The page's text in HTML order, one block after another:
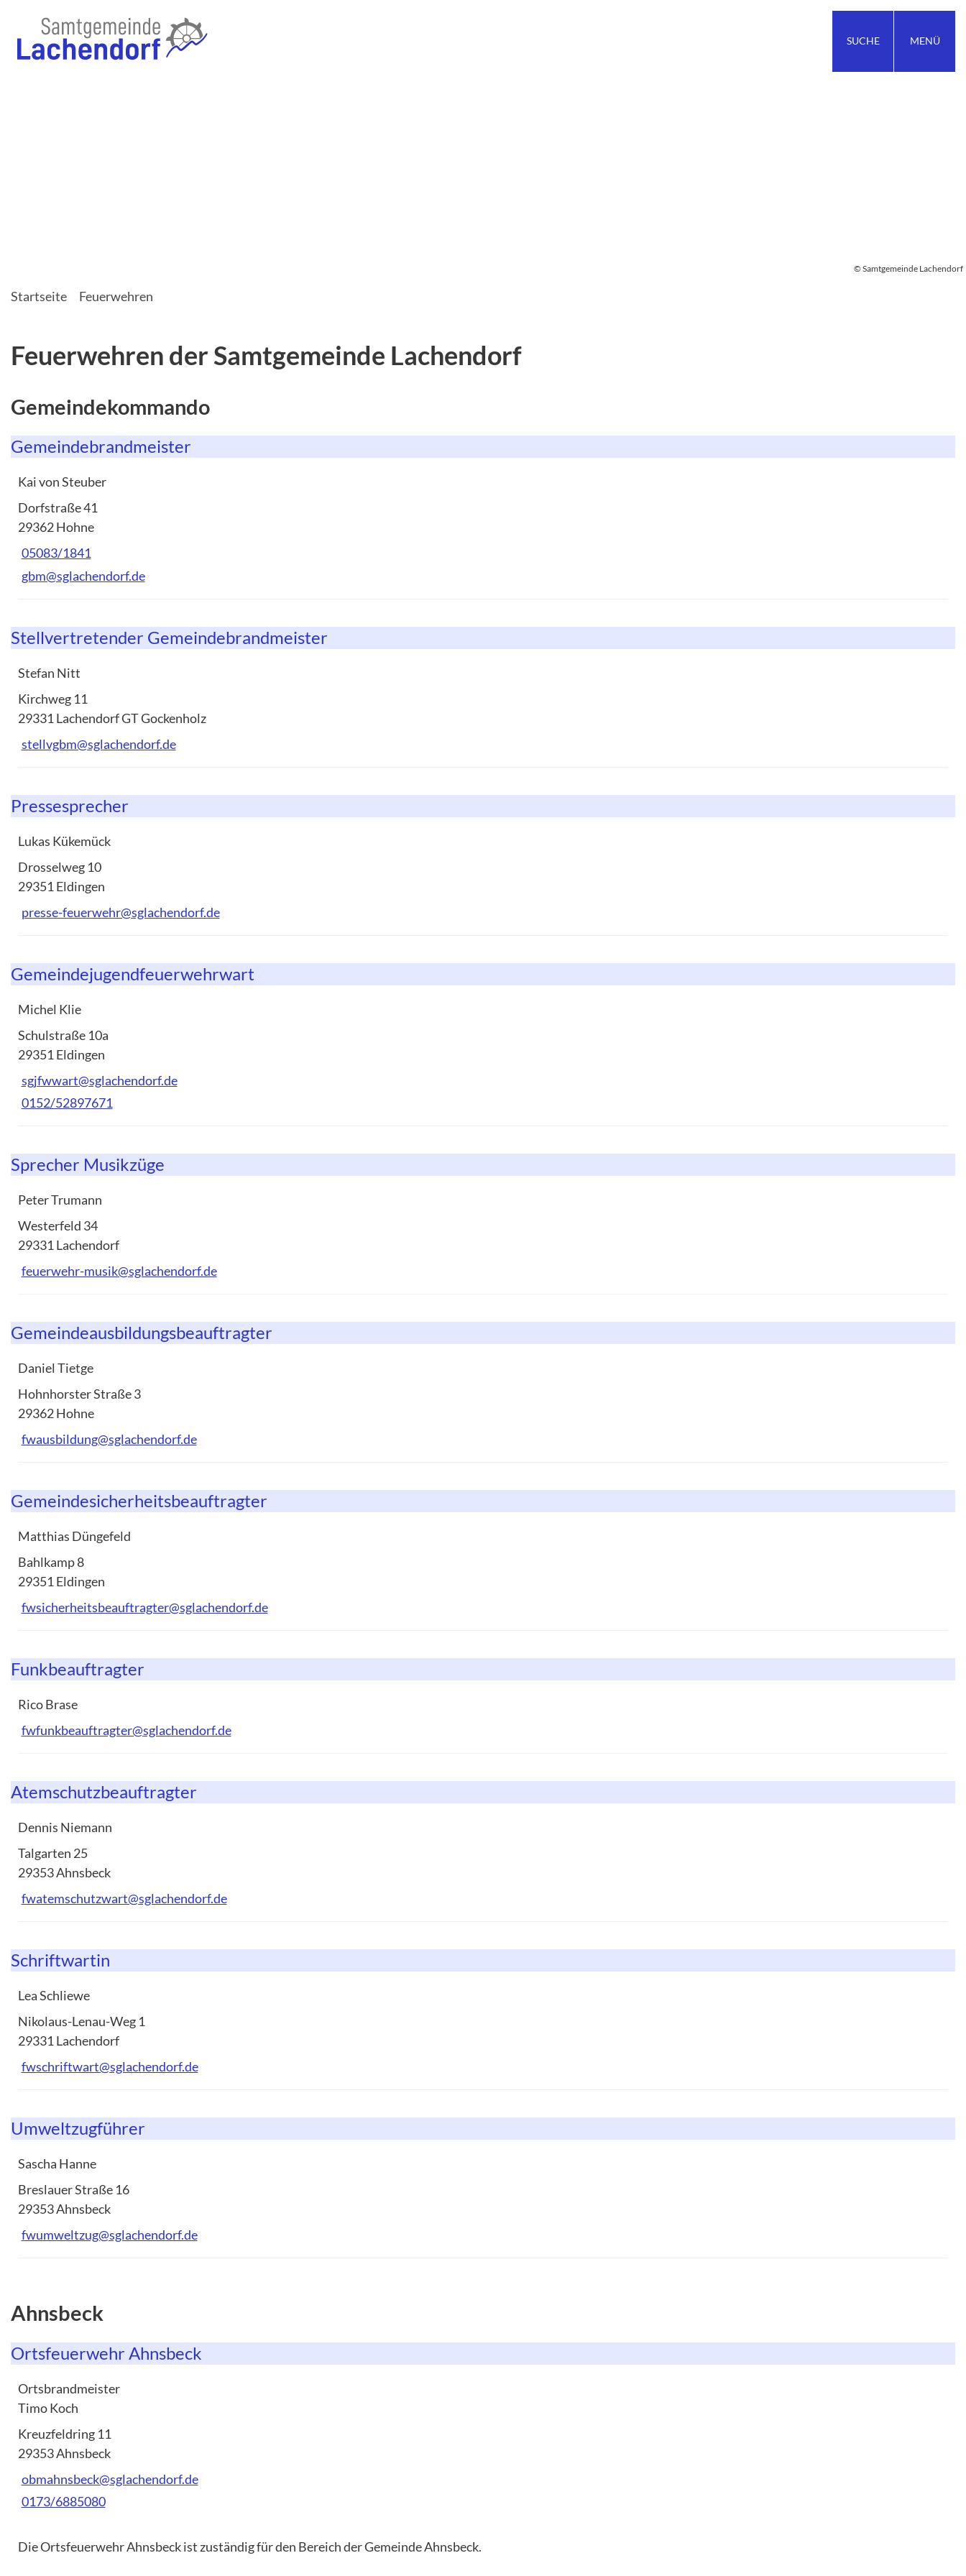
SUCHE MENÜ
© Samtgemeinde Lachendorf
Startseite Feuerwehren
Feuerwehren der Samtgemeinde Lachendorf
Gemeindekommando
Gemeindebrandmeister
Kai von Steuber
Dorfstraße 41
29362 Hohne
05083/1841
gbm@sglachendorf.de
Stellvertretender Gemeindebrandmeister
Stefan Nitt
Kirchweg 11
29331 Lachendorf GT Gockenholz
stellvgbm@sglachendorf.de
Pressesprecher
Lukas Kükemück
Drosselweg 10
29351 Eldingen
presse-feuerwehr@sglachendorf.de
Gemeindejugendfeuerwehrwart
Michel Klie
Schulstraße 10a
29351 Eldingen
sgjfwwart@sglachendorf.de
0152/52897671
Sprecher Musikzüge
Peter Trumann
Westerfeld 34
29331 Lachendorf
feuerwehr-musik@sglachendorf.de
Gemeindeausbildungsbeauftragter
Daniel Tietge
Hohnhorster Straße 3
29362 Hohne
fwausbildung@sglachendorf.de
Gemeindesicherheitsbeauftragter
Matthias Düngefeld
Bahlkamp 8
29351 Eldingen
fwsicherheitsbeauftragter@sglachendorf.de
Funkbeauftragter
Rico Brase
fwfunkbeauftragter@sglachendorf.de
Atemschutzbeauftragter
Dennis Niemann
Talgarten 25
29353 Ahnsbeck
fwatemschutzwart@sglachendorf.de
Schriftwartin
Lea Schliewe
Nikolaus-Lenau-Weg 1
29331 Lachendorf
fwschriftwart@sglachendorf.de
Umweltzugführer
Sascha Hanne
Breslauer Straße 16
29353 Ahnsbeck
fwumweltzug@sglachendorf.de
Ahnsbeck
Ortsfeuerwehr Ahnsbeck
Ortsbrandmeister
Timo Koch
Kreuzfeldring 11
29353 Ahnsbeck
obmahnsbeck@sglachendorf.de
0173/6885080
Die Ortsfeuerwehr Ahnsbeck ist zuständig für den Bereich der Gemeinde Ahnsbeck.